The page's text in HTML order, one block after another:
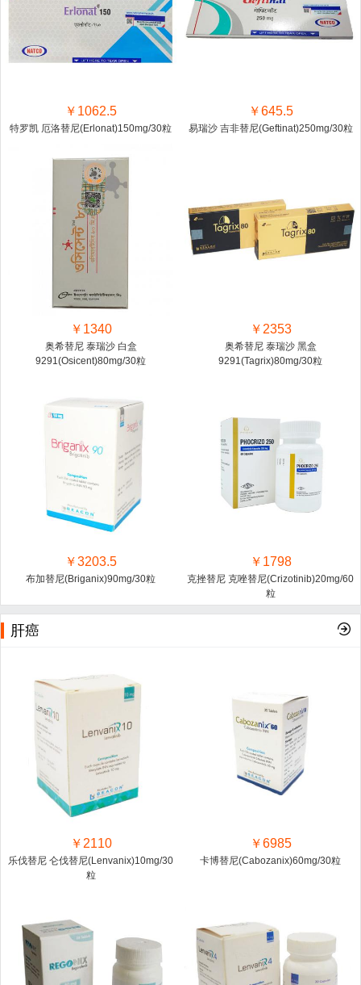
￥1062.5
特罗凯 厄洛替尼(Erlonat)150mg/30粒
￥645.5
易瑞沙 吉非替尼(Geftinat)250mg/30粒
￥1340
奥希替尼 泰瑞沙 白盒
9291(Osicent)80mg/30粒
￥2353
奥希替尼 泰瑞沙 黑盒
9291(Tagrix)80mg/30粒
￥3203.5
布加替尼(Briganix)90mg/30粒
￥1798
克挫替尼 克唑替尼(Crizotinib)20mg/60
粒
肝癌
￥2110
乐伐替尼 仑伐替尼(Lenvanix)10mg/30
粒
￥6985
卡博替尼(Cabozanix)60mg/30粒